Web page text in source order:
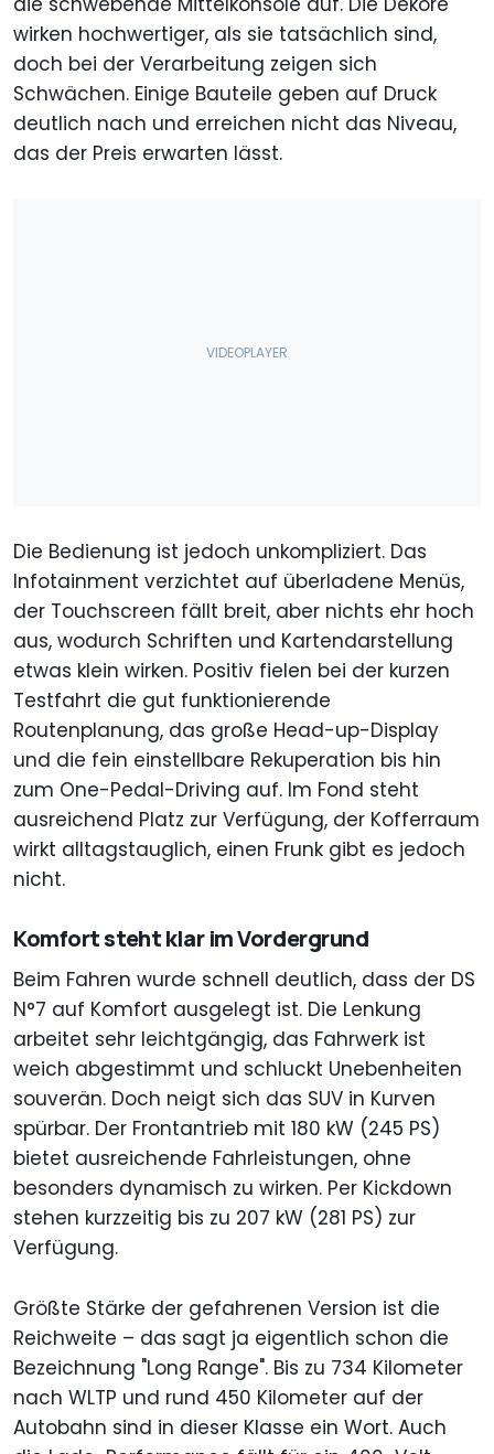
wirken hochwertiger, als sie tatsächlich sind,
doch bei der Verarbeitung zeigen sich
Schwächen. Einige Bauteile geben auf Druck
deutlich nach und erreichen nicht das Niveau,
das der Preis erwarten lässt.
Die Bedienung ist jedoch unkompliziert. Das
Infotainment verzichtet auf überladene Menüs,
der Touchscreen fällt breit, aber nichts ehr hoch
aus, wodurch Schriften und Kartendarstellung
etwas klein wirken. Positiv fielen bei der kurzen
Testfahrt die gut funktionierende
Routenplanung, das große Head-up-Display
und die fein einstellbare Rekuperation bis hin
zum One-Pedal-Driving auf. Im Fond steht
ausreichend Platz zur Verfügung, der Kofferraum
wirkt alltagstauglich, einen Frunk gibt es jedoch
nicht.
Komfort steht klar im Vordergrund
Beim Fahren wurde schnell deutlich, dass der DS
N°7 auf Komfort ausgelegt ist. Die Lenkung
arbeitet sehr leichtgängig, das Fahrwerk ist
weich abgestimmt und schluckt Unebenheiten
souverän. Doch neigt sich das SUV in Kurven
spürbar. Der Frontantrieb mit 180 kW (245 PS)
bietet ausreichende Fahrleistungen, ohne
besonders dynamisch zu wirken. Per Kickdown
stehen kurzzeitig bis zu 207 kW (281 PS) zur
Verfügung.
Größte Stärke der gefahrenen Version ist die
Reichweite – das sagt ja eigentlich schon die
Bezeichnung "Long Range". Bis zu 734 Kilometer
nach WLTP und rund 450 Kilometer auf der
Autobahn sind in dieser Klasse ein Wort. Auch